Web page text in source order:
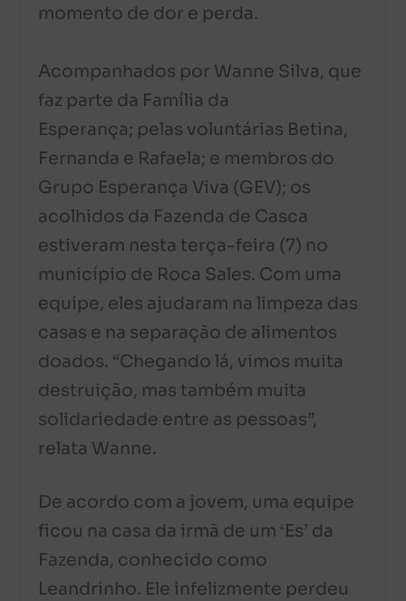
momento de dor e perda.
Acompanhados por Wanne Silva, que
faz parte da Família da
Esperança; pelas voluntárias Betina,
Fernanda e Rafaela; e membros do
Grupo Esperança Viva (GEV); os
acolhidos da Fazenda de Casca
estiveram nesta terça-feira (7) no
município de Roca Sales. Com uma
equipe, eles ajudaram na limpeza das
casas e na separação de alimentos
doados. “Chegando lá, vimos muita
destruição, mas também muita
solidariedade entre as pessoas”,
relata Wanne.
De acordo com a jovem, uma equipe
ficou na casa da irmã de um ‘Es’ da
Fazenda, conhecido como
Leandrinho. Ele infelizmente perdeu